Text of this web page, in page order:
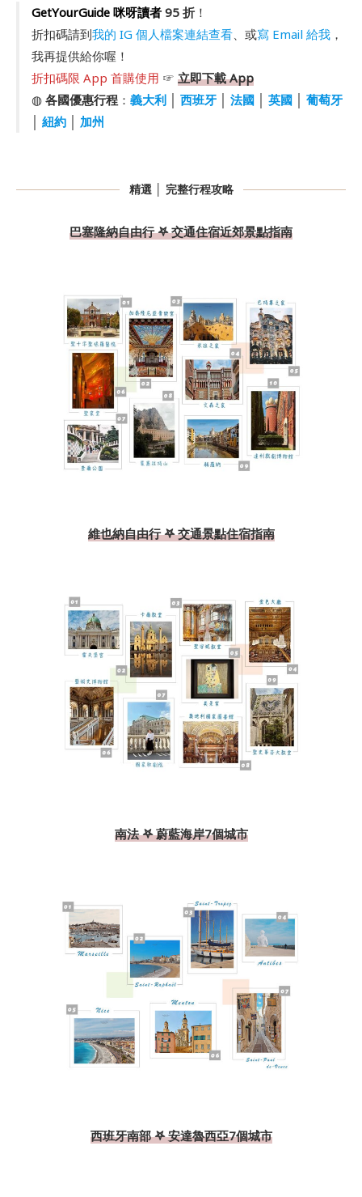
GetYourGuide 咪呀讀者95 折！
折扣碼請到我的 IG 個人檔案連結查看、或寫 Email 給我，
我再提供給你喔！
折扣碼限 App 首購使用 ☞ 立即下載 App
◍ 各國優惠行程： 義大利│ 西班牙│ 法國│ 英國│ 葡萄牙
紐約│ 加州
精選 │ 完整行程攻略
巴塞隆納自由行 𖤐 交通住宿近郊景點指南
維也納自由行 𖤐 交通景點住宿指南
南法 𖤐 蔚藍海岸7個城市
西班牙南部 𖤐 安達魯西亞7個城市